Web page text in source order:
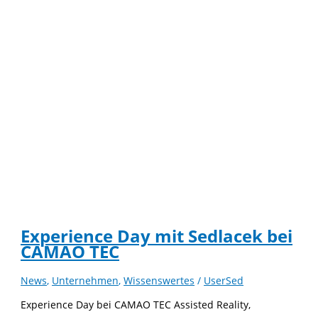
Experience Day mit Sedlacek bei
CAMAO TEC
News, Unternehmen,Wissenswertes / UserSed
Experience Day bei CAMAO TEC Assisted Reality,